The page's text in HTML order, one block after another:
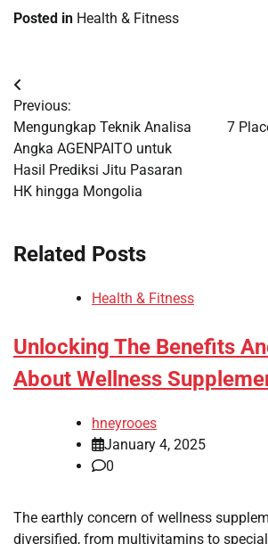
Posted in Health & Fitness
Post
navigation
Previous:
Mengungkap Teknik Analisa
Angka AGENPAITO untuk
Hasil Prediksi Jitu Pasaran
HK hingga Mongolia
7
Related Posts
Health & Fitness
Unlocking The Benefits
About Wellness
hneyrooes
January 4, 2025
0
The earthly concern of wellness
diversified, from multivitamins to